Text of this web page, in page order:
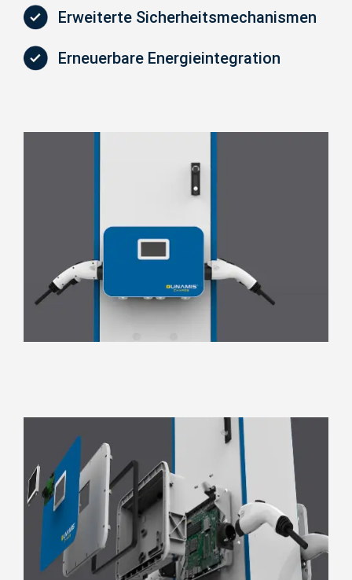
Erweiterte Sicherheitsmechanismen
Erneuerbare Energieintegration